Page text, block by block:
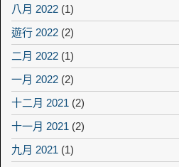
八月 2022 (1)
遊行 2022 (2)
二月 2022 (1)
一月 2022 (2)
十二月 2021 (2)
十一月 2021 (2)
九月 2021 (1)